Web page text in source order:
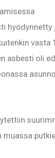
hyödynnetty
asbesti oli
muassa